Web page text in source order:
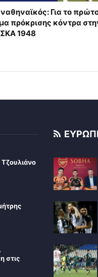
Για το
πρόκρισης κόντρα
1948
στις